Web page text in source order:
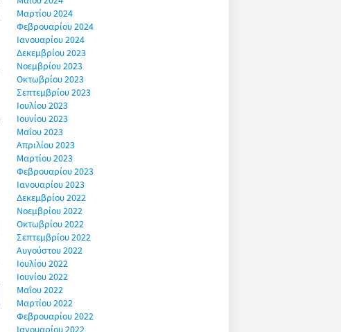
Μαρτίου 2024
Φεβρουαρίου 2024
Ιανουαρίου 2024
Δεκεμβρίου 2023
Νοεμβρίου 2023
Οκτωβρίου 2023
Σεπτεμβρίου 2023
Ιουλίου 2023
Ιουνίου 2023
Μαΐου 2023
Απριλίου 2023
Μαρτίου 2023
Φεβρουαρίου 2023
Ιανουαρίου 2023
Δεκεμβρίου 2022
Νοεμβρίου 2022
Οκτωβρίου 2022
Σεπτεμβρίου 2022
Αυγούστου 2022
Ιουλίου 2022
Ιουνίου 2022
Μαΐου 2022
Μαρτίου 2022
Φεβρουαρίου 2022
Ιανουαρίου 2022